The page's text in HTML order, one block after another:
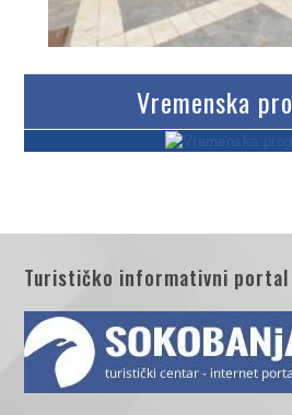
Vremenska
Turističko informativni portal